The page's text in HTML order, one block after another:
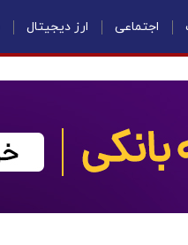
اجتماعی ارز دیجیتال